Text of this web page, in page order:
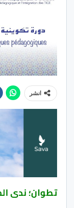
انشر
تطوان؛ ندى